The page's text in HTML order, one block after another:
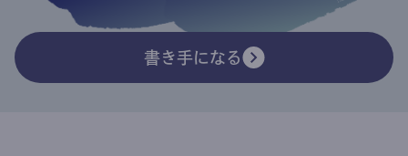
書き手になる